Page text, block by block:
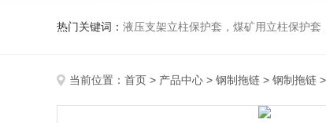
热门关键词： 液压支架立柱保护套，煤矿用立柱保护
当前位置： 首页 > 产品中心 > 钢制拖链 > 钢制拖链